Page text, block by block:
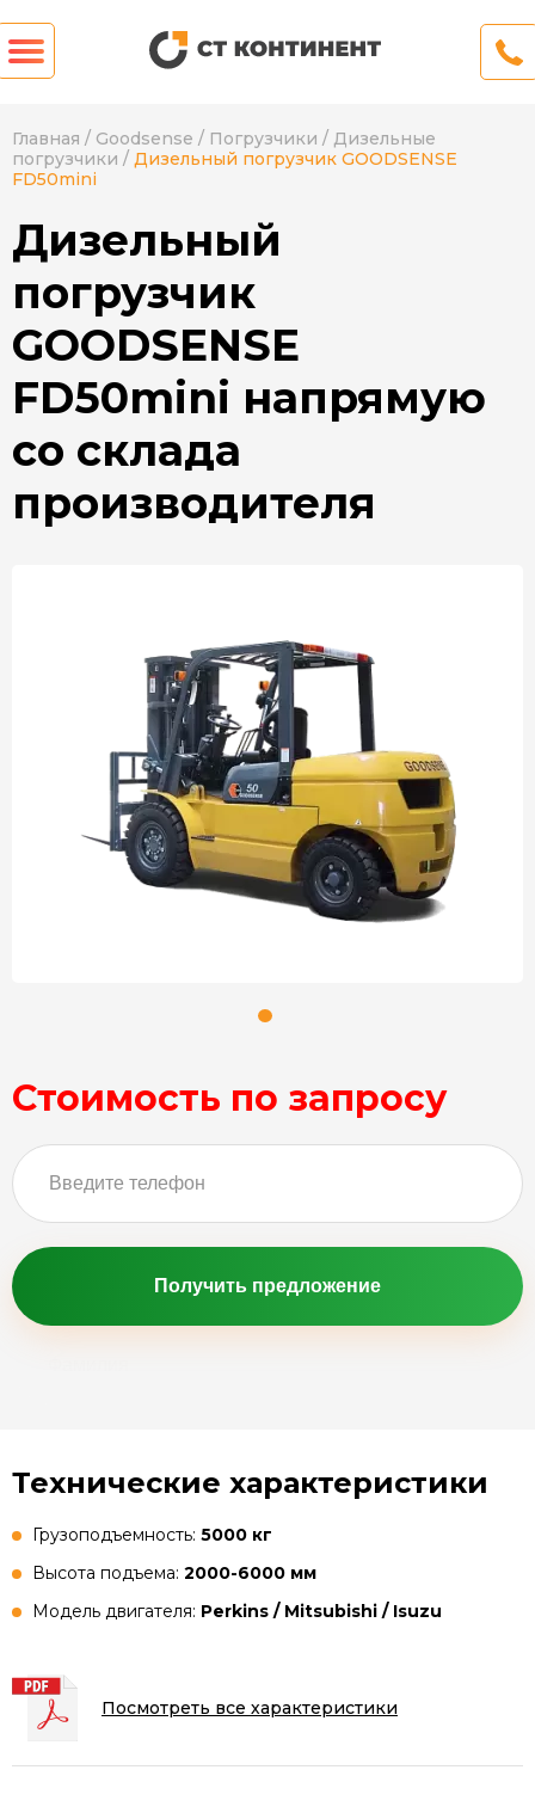
Главная / Goodsense / Погрузчики / Дизельные
погрузчики / Дизельный погрузчик GOODSENSE
FD50mini
Дизельный
погрузчик
GOODSENSE
FD50mini напрямую
со склада
производителя
Стоимость по запросу
Получить предложение
Технические характеристики
Грузоподъемность: 5000 кг
Высота подъема: 2000-6000 мм
Модель двигателя: Perkins / Mitsubishi / Isuzu
Посмотреть все характеристики